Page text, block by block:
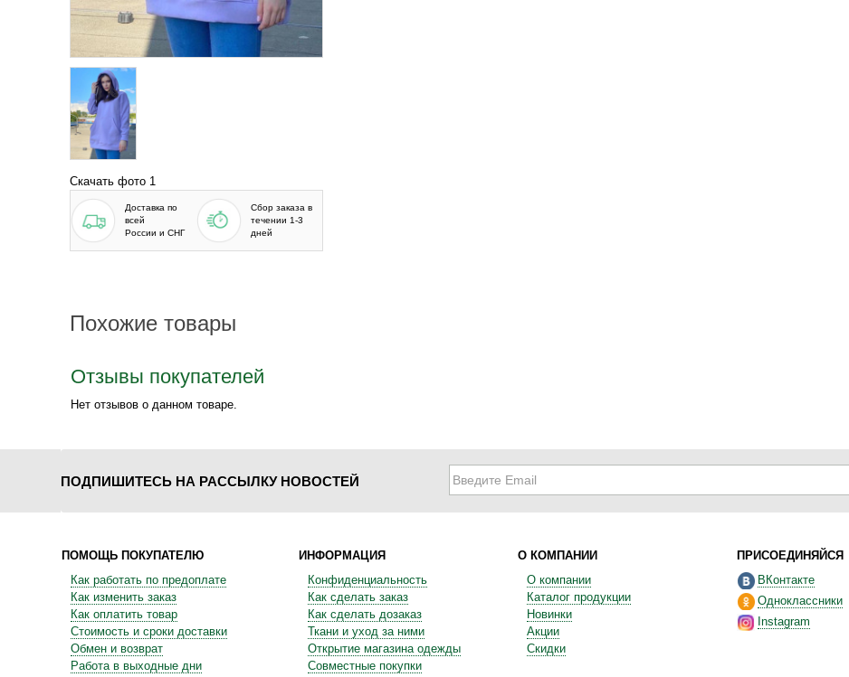
Скачать фото 1
Доставка по
всей
России и СНГ
Сбор заказа в
течении 1-3
дней
Похожие товары
Отзывы покупателей
Нет отзывов о данном товаре.
ПОДПИШИТЕСЬ НА РАССЫЛКУ НОВОСТЕЙ
ПОМОЩЬ ПОКУПАТЕЛЮ
Как работать по предоплате
Как изменить заказ
Как оплатить товар
Стоимость и сроки доставки
Обмен и возврат
Работа в выходные дни
ИНФОРМАЦИЯ
Конфиденциальность
Как сделать заказ
Как сделать дозаказ
Ткани и уход за ними
Открытие магазина одежды
Совместные покупки
О КОМПАНИИ
О компании
Каталог продукции
Новинки
Акции
Скидки
ПРИСОЕДИНЯЙСЯ
ВКонтакте
Одноклассники
Instagram